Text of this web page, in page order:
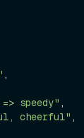
,
speedy" ,
cheerful" ,